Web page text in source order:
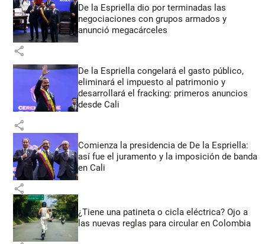
De la Espriella dio por terminadas las
negociaciones con grupos armados y
anunció megacárceles
share
De la Espriella congelará el gasto público,
eliminará el impuesto al patrimonio y
desarrollará el fracking: primeros anuncios
desde Cali
share
Comienza la presidencia de De la Espriella:
así fue el juramento y la imposición de banda
en Cali
share
¿Tiene una patineta o cicla eléctrica? Ojo a
las nuevas reglas para circular en Colombia